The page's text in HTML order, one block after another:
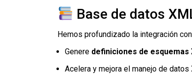
Base de datos
Hemos profundizado la integración
Genere definiciones de esquemas
Acelera y mejora el manejo de